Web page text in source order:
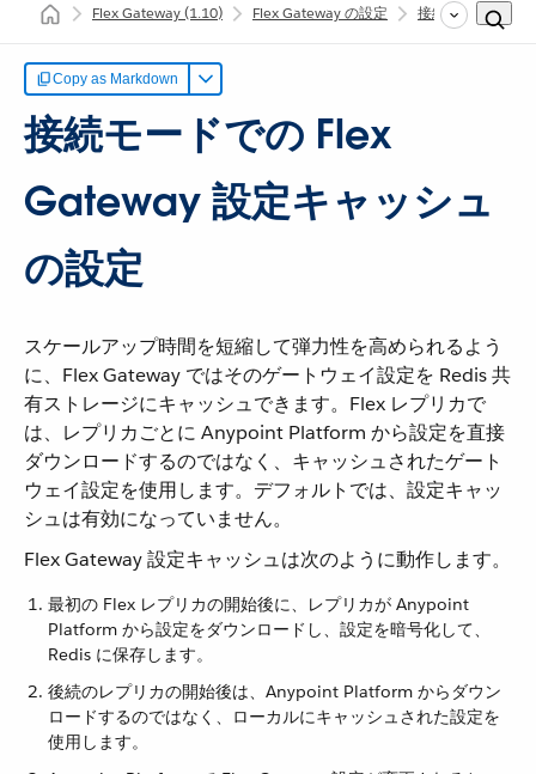
Flex Gateway(1.10) Flex Gateway の設定 接続モードでの
Copy as Markdown
接続モードでの Flex
Gateway 設定キャッシュ
の設定
スケールアップ時間を短縮して弾力性を高められるよう
に、Flex Gateway ではそのゲートウェイ設定を Redis 共
有ストレージにキャッシュできます。Flex レプリカで
は、レプリカごとに Anypoint Platform から設定を直接
ダウンロードするのではなく、キャッシュされたゲート
ウェイ設定を使用します。デフォルトでは、設定キャッ
シュは有効になっていません。
Flex Gateway 設定キャッシュは次のように動作します。
最初の Flex レプリカの開始後に、レプリカが Anypoint
Platform から設定をダウンロードし、設定を暗号化して、
Redis に保存します。
後続のレプリカの開始後は、Anypoint Platform からダウン
ロードするのではなく、ローカルにキャッシュされた設定を
使用します。